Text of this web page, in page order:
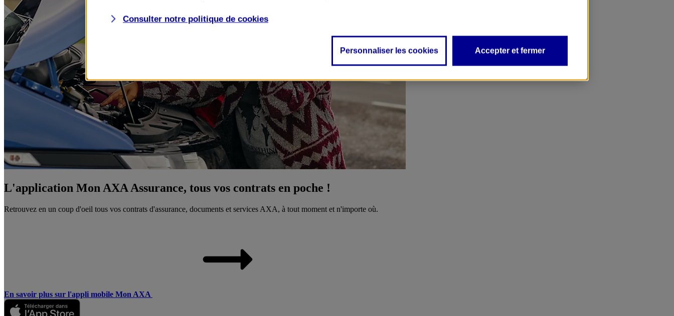
L'application Mon AXA Assurance, tous vos contrats en poche !
Retrouvez en un coup d'oeil tous vos contrats d'assurance, documents et services AXA, à tout moment et n'importe où.
En savoir plus sur l'appli mobile Mon AXA
Consulter notre politique de cookies
Personnaliser les cookies Accepter et fermer